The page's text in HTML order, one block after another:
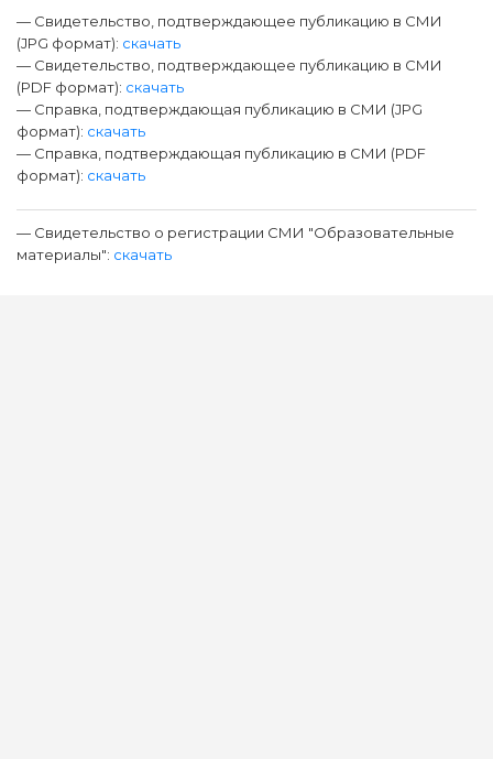
— Свидетельство, подтверждающее публикацию в СМИ
(JPG формат): скачать
— Свидетельство, подтверждающее публикацию в СМИ
(PDF формат): скачать
— Справка, подтверждающая публикацию в СМИ (JPG
формат): скачать
— Справка, подтверждающая публикацию в СМИ (PDF
формат): скачать
— Свидетельство о регистрации СМИ "Образовательные
материалы": скачать